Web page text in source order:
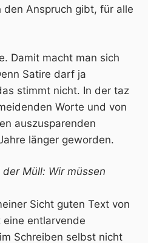
den Anspruch gibt, für alle
Damit macht man sich
Satire darf ja
stimmt nicht. In der taz
Worte und von
auszusparenden
länger geworden.
Müll: Wir müssen
Sicht guten Text von
eine entlarvende
Schreiben selbst nicht